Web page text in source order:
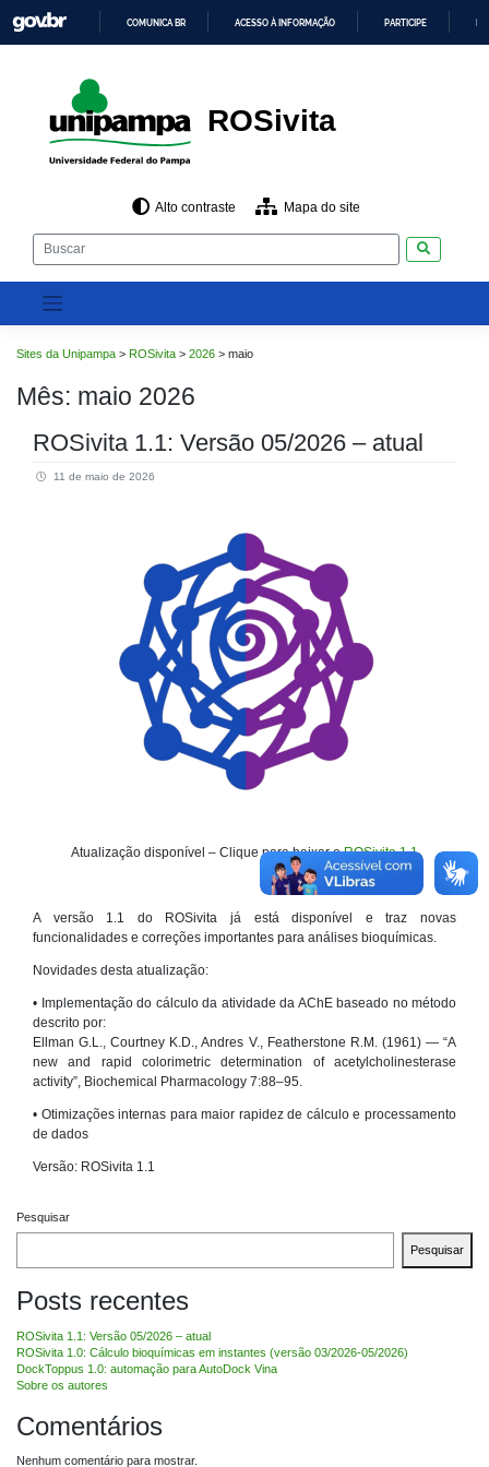
para
o
COMUNICA BR ACESSO À INFORMAÇÃO PARTICIPE
ROSivita
Alto contraste Mapa do site
Sites da Unipampa > ROSivita > 2026 > maio
Mês: maio 2026
ROSivita 1.1: Versão 05/2026 – atual
11 de maio de 2026
Atualização disponível – Clique para baixar oROSivita 1.1
A versão 1.1 do ROSivita já está disponível e traz novas
funcionalidades e correções importantes para análises bioquímicas.
Novidades desta atualização:
• Implementação do cálculo da atividade da AChE baseado no método
descrito por:
Ellman G.L., Courtney K.D., Andres V., Featherstone R.M. (1961) — “A
new and rapid colorimetric determination of acetylcholinesterase
activity”, Biochemical Pharmacology 7:88–95.
• Otimizações internas para maior rapidez de cálculo e processamento
de dados
Versão: ROSivita 1.1
Pesquisar
Pesquisar
Posts recentes
ROSivita 1.1: Versão 05/2026 – atual
ROSivita 1.0: Cálculo bioquímicas em instantes (versão 03/2026-05/2026)
DockToppus 1.0: automação para AutoDock Vina
Sobre os autores
Comentários
Nenhum comentário para mostrar.